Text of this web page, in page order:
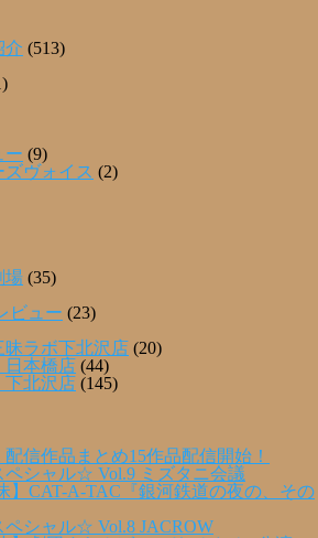
介 (513)
ー (9)
ヴォイス (2)
場 (35)
ビュー (23)
昧ラボ下北沢店 (20)
日本橋店 (44)
下北沢店 (145)
配信作品まとめ15作品配信開始！
ペシャル☆ Vol.9 ミズタニ会議
】CAT-A-TAC『銀河鉄道の夜の、その
シャル☆ Vol.8 JACROW